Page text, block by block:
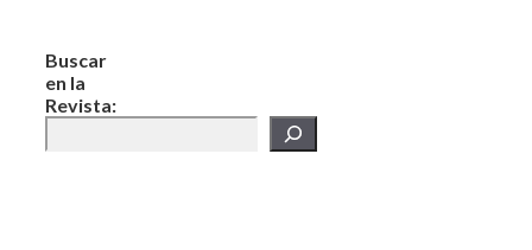
Buscar
en la
Revista: